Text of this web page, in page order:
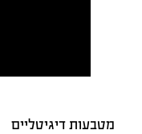
מטבעות דיגיטליים